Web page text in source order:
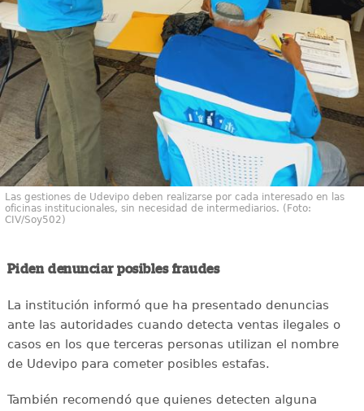
Las gestiones de Udevipo deben realizarse por cada interesado en las
oficinas institucionales, sin necesidad de intermediarios. (Foto:
CIV/Soy502)
Piden denunciar posibles fraudes
La institución informó que ha presentado denuncias
ante las autoridades cuando detecta ventas ilegales o
casos en los que terceras personas utilizan el nombre
de Udevipo para cometer posibles estafas.
También recomendó que quienes detecten alguna